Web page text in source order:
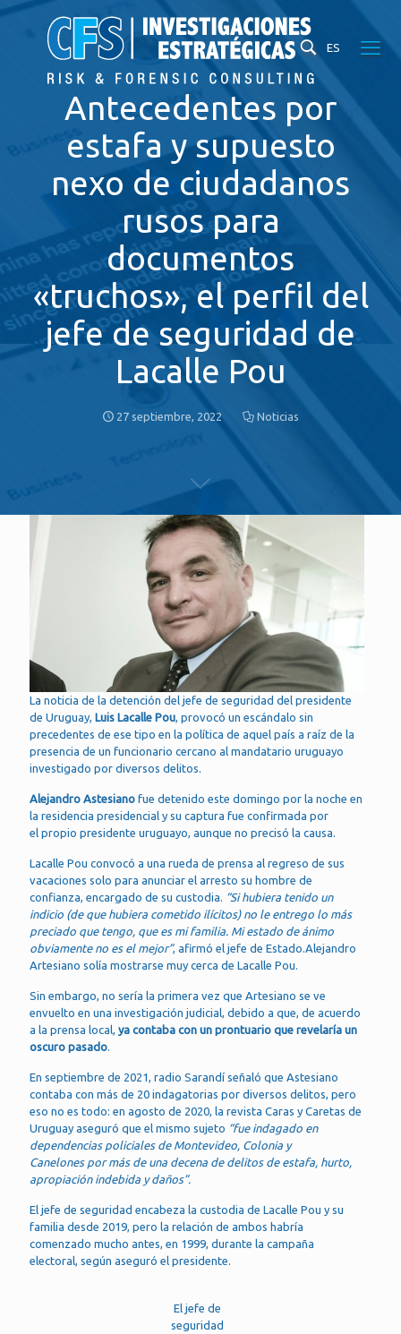
ES
Antecedentes por
estafa y supuesto
nexo de ciudadanos
rusos para
documentos
«truchos», el perfil del
jefe de seguridad de
Lacalle Pou
27 septiembre, 2022 Noticias
La noticia de la detención del jefe de seguridad del presidente
de Uruguay, Luis Lacalle Pou, provocó un escándalo sin
precedentes de ese tipo en la política de aquel país a raíz de la
presencia de un funcionario cercano al mandatario uruguayo
investigado por diversos delitos.
Alejandro Astesiano fue detenido este domingo por la noche en
la residencia presidencial y su captura fue confirmada por
el propio presidente uruguayo, aunque no precisó la causa.
Lacalle Pou convocó a una rueda de prensa al regreso de sus
vacaciones solo para anunciar el arresto su hombre de
confianza, encargado de su custodia. “Si hubiera tenido un
indicio (de que hubiera cometido ilícitos) no le entrego lo más
preciado que tengo, que es mi familia. Mi estado de ánimo
obviamente no es el mejor”, afirmó el jefe de Estado.Alejandro
Artesiano solía mostrarse muy cerca de Lacalle Pou.
Sin embargo, no sería la primera vez que Artesiano se ve
envuelto en una investigación judicial, debido a que, de acuerdo
a la prensa local, ya contaba con un prontuario que revelaría un
oscuro pasado.
En septiembre de 2021, radio Sarandí señaló que Astesiano
contaba con más de 20 indagatorias por diversos delitos, pero
eso no es todo: en agosto de 2020, la revista Caras y Caretas de
Uruguay aseguró que el mismo sujeto “fue indagado en
dependencias policiales de Montevideo, Colonia y
Canelones por más de una decena de delitos de estafa, hurto,
apropiación indebida y daños”.
El jefe de seguridad encabeza la custodia de Lacalle Pou y su
familia desde 2019, pero la relación de ambos habría
comenzado mucho antes, en 1999, durante la campaña
electoral, según aseguró el presidente.
El jefe de
seguridad